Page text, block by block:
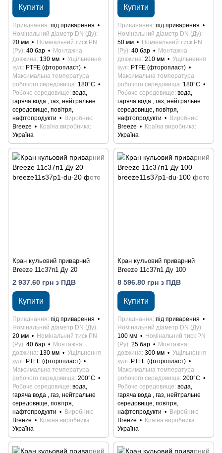
Купити
Приєднання під приварення
Номінальний діаметр DN (Ду)
20 мм
Номінальний тиск PN
(Ру) 40 бар
Монтажна
довжина 130 мм
Ущільнення
кулі
PTFE (фторопласт)
Максимальна температура
робочого середовища 180°С
Робоче середовище вода,
гаряча вода , газ, нейтральне
середовище, повітря,
нафтопродукти
Виробник
Breeze
Країна виробника
Україна
Купити
Приєднання під приварення
Номінальний діаметр DN (Ду)
50 мм
Номінальний тиск PN
(Ру) 40 бар
Монтажна
довжина 210 мм
Ущільнення
кулі
PTFE (фторопласт)
Максимальна температура
робочого середовища 180°С
Робоче середовище вода,
гаряча вода , газ, нейтральне
середовище, повітря,
нафтопродукти
Виробник
Breeze
Країна виробника
Україна
Кран кульовий приварний
Breeze 11с37п1 Ду 20
2 937.60 грн з ПДВ
Купити
Приєднання під приварення
Номінальний діаметр DN (Ду)
20 мм
Номінальний тиск PN
(Ру) 40 бар
Монтажна
довжина 130 мм
Ущільнення
кулі PTFE (фторопласт)
Максимальна температура
робочого середовища 200°С
Робоче середовище вода,
гаряча вода , газ, нейтральне
середовище, повітря,
нафтопродукти
Виробник
Breeze
Країна виробника
Україна
Кран кульовий приварний
Breeze 11с37п1 Ду 100
8 596.80 грн з ПДВ
Купити
Приєднання під приварення
Номінальний діаметр DN (Ду)
100 мм
Номінальний тиск PN
(Ру) 25 бар
Монтажна
довжина 300 мм
Ущільнення
кулі PTFE (фторопласт)
Максимальна температура
робочого середовища 200°С
Робоче середовище вода,
гаряча вода , газ, нейтральне
середовище, повітря,
нафтопродукти
Виробник
Breeze
Країна виробника
Україна